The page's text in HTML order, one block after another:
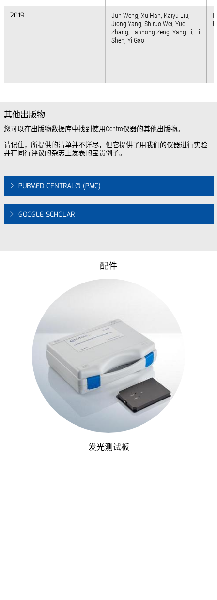
2019
2019
Jun Weng, Xu Han, Kaiyu Liu,
Jiong Yang, Shiruo Wei, Yue
Zhang, Fanhong Zeng, Yang Li, Li
Shen, Yi Gao
其他出版物
您可以在出版物数据库中找到使用Centro仪器的其他出版物。
请记住，所提供的清单并不详尽，但它提供了用我们的仪器进行实验
并在同行评议的杂志上发表的宝贵例子。
PUBMED CENTRAL© (PMC)
GOOGLE SCHOLAR
配件
发光测试板